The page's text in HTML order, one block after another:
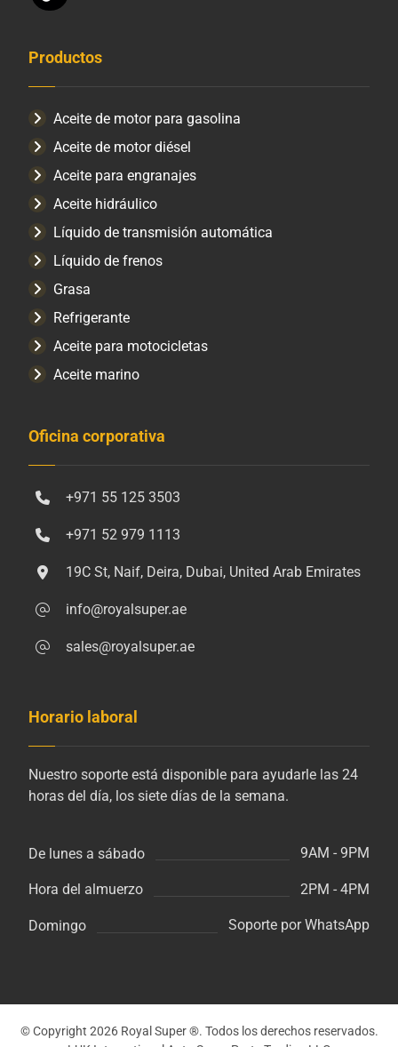
Productos
Aceite de motor para gasolina
Aceite de motor diésel
Aceite para engranajes
Aceite hidráulico
Líquido de transmisión automática
Líquido de frenos
Grasa
Refrigerante
Aceite para motocicletas
Aceite marino
Oficina corporativa
+971 55 125 3503
+971 52 979 1113
19C St, Naif, Deira, Dubai, United Arab Emirates
info@royalsuper.ae
sales@royalsuper.ae
Horario laboral
Nuestro soporte está disponible para ayudarle las 24
horas del día, los siete días de la semana.
De lunes a sábado 9AM - 9PM
Hora del almuerzo 2PM - 4PM
Domingo Soporte por WhatsApp
© Copyright 2026 Royal Super ®. Todos los derechos reservados.